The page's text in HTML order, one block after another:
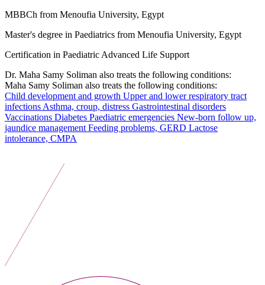
MBBCh from Menoufia University, Egypt
Master's degree in Paediatrics from Menoufia University, Egypt
Certification in Paediatric Advanced Life Support
Dr. Maha Samy Soliman also treats the following conditions:
Maha Samy Soliman also treats the following conditions:
Child development and growth Upper and lower respiratory tract
infections Asthma, croup, distress Gastrointestinal disorders
Vaccinations Diabetes Paediatric emergencies New-born follow up,
jaundice management Feeding problems, GERD Lactose
intolerance, CMPA